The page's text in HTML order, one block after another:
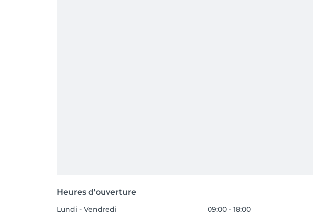
Heures d'ouverture
Lundi - Vendredi
09:00 - 18:00